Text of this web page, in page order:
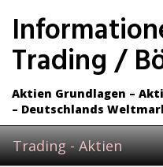
main
content
Trading /
Aktien Grundlagen –
– Deutschlands
Trading - Aktien